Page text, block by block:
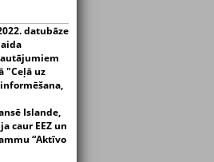
datubāze
"Ceļā uz
Islande,
caur EEZ un
“Aktīvo